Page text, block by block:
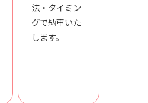
法・タイミン
グで納車いた
します。